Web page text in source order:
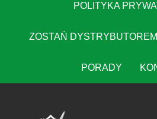
POLITYKA
ZOSTAŃ DYSTRYBUTOREM
PORADY